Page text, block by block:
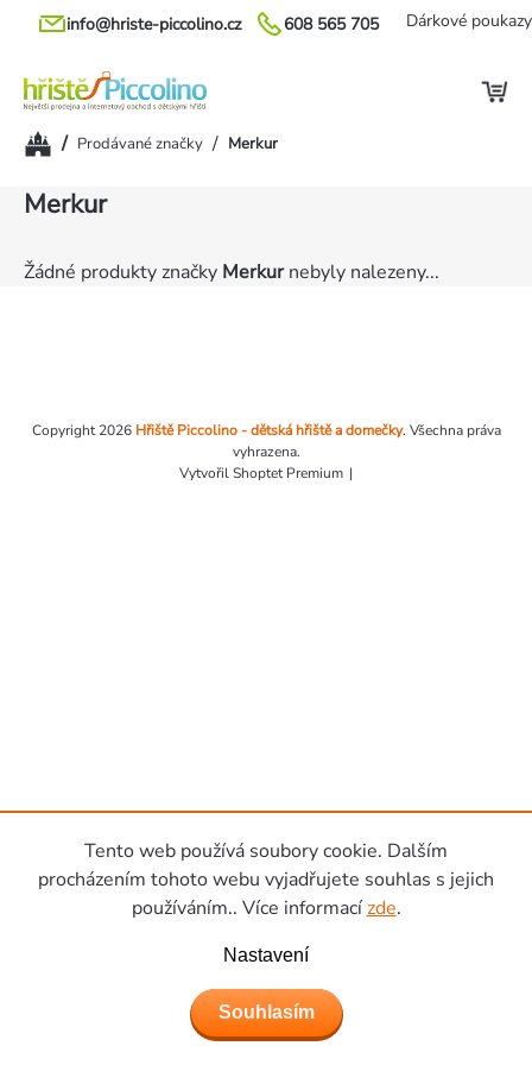
Tento web používá soubory cookie. Dalším
procházením tohoto webu vyjadřujete souhlas s jejich
používáním.. Více informacízde.
Nastavení
Souhlasím
Přejít
608 565 705
info@hriste-piccolino.cz Dárkové poukazy
Domů/ Prodávané značky / Merkur
Merkur
Žádné produkty značky Merkurnebyly nalezeny...
Vytvořil Shoptet Premium
Copyright 2026 Hřiště Piccolino - dětská hřiště a domečky. Všechna práva
vyhrazena.